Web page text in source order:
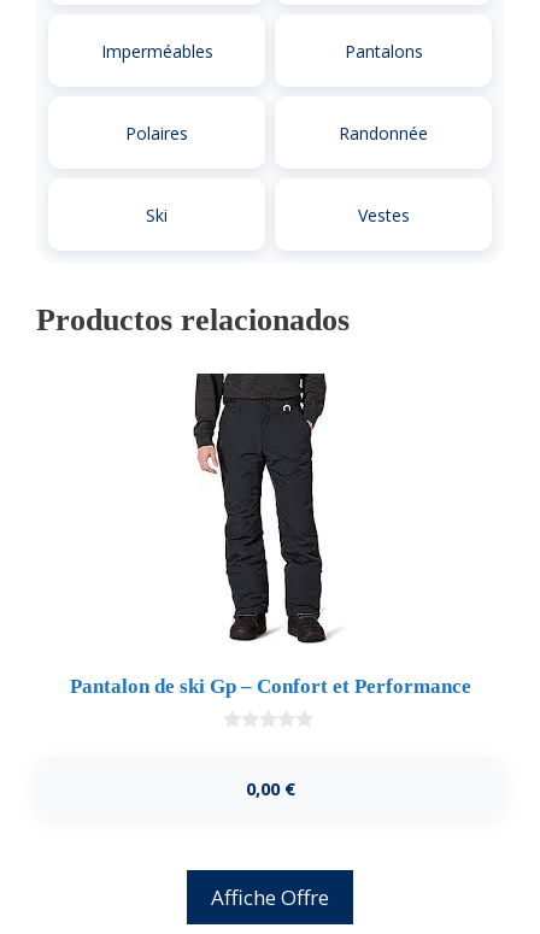
Imperméables Pantalons
Polaires Randonnée
Ski Vestes
Productos relacionados
Pantalon de ski Gp – Confort et Performance
0,00 €
Affiche Offre